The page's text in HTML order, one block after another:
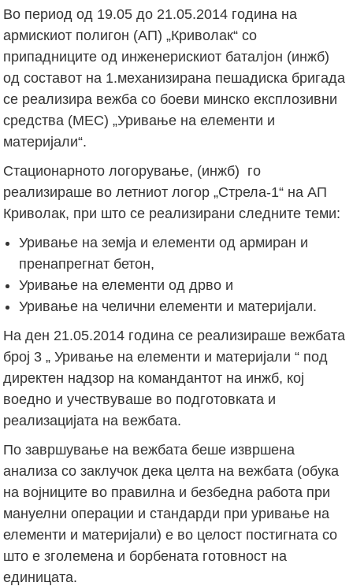
Во период од 19.05 до 21.05.2014 година на
армискиот полигон (АП) „Криволак“ со
припадниците од инженерискиот баталјон (инжб)
од составот на 1.механизирана пешадиска бригада
се реализира вежба со боеви минско експлозивни
средства (МЕС) „Уривање на елементи и
материјали“.
Стационарното логорување, (инжб) го
реализираше во летниот логор „Стрела-1“ на АП
Криволак, при што се реализирани следните теми:
Уривање на земја и елементи од армиран и
пренапрегнат бетон,
Уривање на елементи од дрво и
Уривање на челични елементи и материјали.
На ден 21.05.2014 година се реализираше вежбата
број 3 „ Уривање на елементи и материјали “ под
директен надзор на командантот на инжб, кој
воедно и учествуваше во подготовката и
реализацијата на вежбата.
По завршување на вежбата беше извршена
анализа со заклучок дека целта на вежбата (обука
на војниците во правилна и безбедна работа при
мануелни операции и стандарди при уривање на
елементи и материјали) е во целост постигната со
што е зголемена и борбената готовност на
единицата.